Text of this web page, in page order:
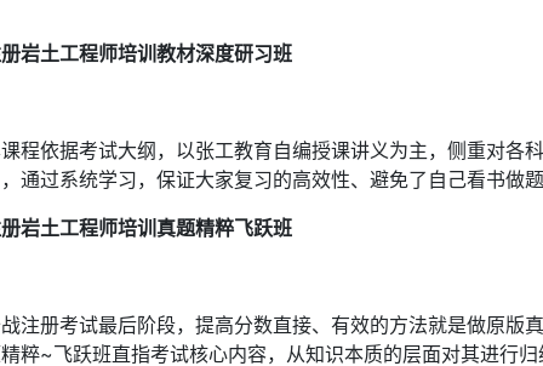
岩土工程师培训教材深度研习班
程依据考试大纲，以张工教育自编授课讲义为主，侧重对各
通过系统学习，保证大家复习的高效性、避免了自己看书做
岩土工程师培训真题精粹飞跃班
注册考试最后阶段，提高分数直接、有效的方法就是做原版
粹~飞跃班直指考试核心内容，从知识本质的层面对其进行